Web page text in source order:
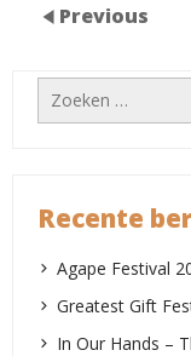
Previous
Recente
Agape Festival
Greatest Gift
In Our Hands –